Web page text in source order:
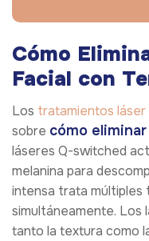
Cómo
Facial con
Los tratamientos láser
sobre cómo
láseres Q-switched
melanina para
intensa trata múltiples
simultáneamente. Los
tanto la textura como